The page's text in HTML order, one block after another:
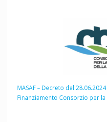
MASAF – Decreto del
Finanziamento Consorzio per